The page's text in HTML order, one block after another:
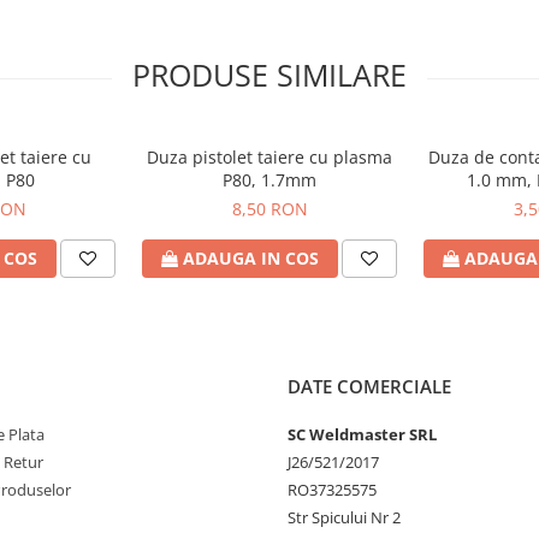
PRODUSE SIMILARE
taiere cu
Duza pistolet taiere cu plasma
P80, 1.7mm
8,50 RON
ADAUGA IN COS
Duza de
1.0 mm,
Plata
Retur
DATE COMERCIALE
SC Weldmaster SRL
J26/521/2017
RO37325575
Str Spicului Nr 2